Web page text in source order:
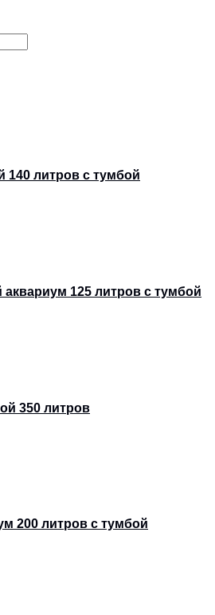
литров с тумбой
125 литров с тумбой
350 литров
200 литров с тумбой